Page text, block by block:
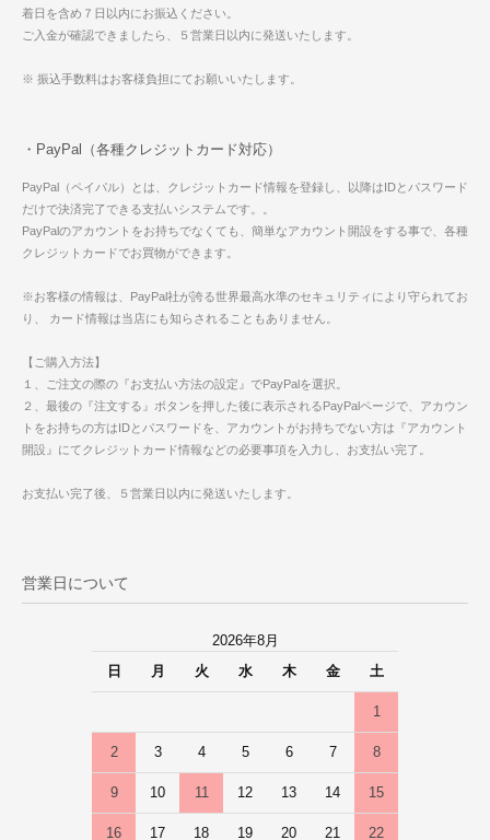
着日を含め７日以内にお振込ください。
ご入金が確認できましたら、５営業日以内に発送いたします。
※ 振込手数料はお客様負担にてお願いいたします。
・PayPal（各種クレジットカード対応）
PayPal（ペイパル）とは、クレジットカード情報を登録し、以降はIDとパスワード
だけで決済完了できる支払いシステムです。。
PayPalのアカウントをお持ちでなくても、簡単なアカウント開設をする事で、各種
クレジットカードでお買物ができます。
※お客様の情報は、PayPal社が誇る世界最高水準のセキュリティにより守られてお
り、 カード情報は当店にも知らされることもありません。
【ご購入方法】
１、ご注文の際の『お支払い方法の設定』でPayPalを選択。
２、最後の『注文する』ボタンを押した後に表示されるPayPalページで、アカウン
トをお持ちの方はIDとパスワードを、アカウントがお持ちでない方は『アカウント
開設』にてクレジットカード情報などの必要事項を入力し、お支払い完了。
お支払い完了後、５営業日以内に発送いたします。
営業日について
2026年8月
日
月 火 水 木 金 土
1
2 3 4 5 6 7 8
9 10 11 12 13 14 15
16 17 18 19 20 21 22